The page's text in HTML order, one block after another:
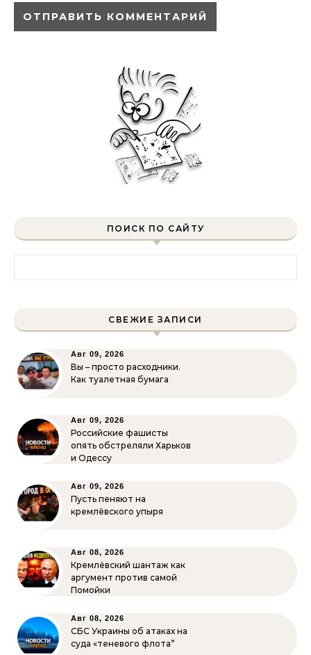
ПОИСК ПО САЙТУ
СВЕЖИЕ ЗАПИСИ
Авг 09, 2026
Вы – просто расходники.
Как туалетная бумага
Авг 09, 2026
Российские фашисты
опять обстреляли Харьков
и Одессу
Авг 09, 2026
Пусть пеняют на
кремлёвского упыря
Авг 08, 2026
Кремлёвский шантаж как
аргумент против самой
Помойки
Авг 08, 2026
СБС Украины об атаках на
суда «теневого флота”